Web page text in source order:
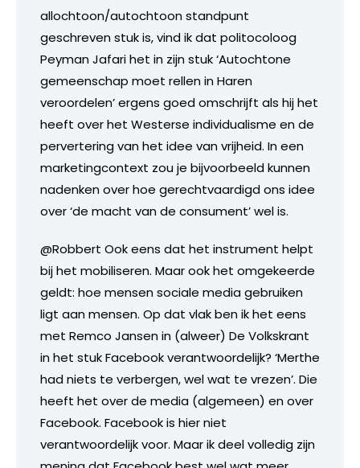
allochtoon/autochtoon standpunt
geschreven stuk is, vind ik dat politocoloog
Peyman Jafari het in zijn stuk ‘Autochtone
gemeenschap moet rellen in Haren
veroordelen’ ergens goed omschrijft als hij het
heeft over het Westerse individualisme en de
pervertering van het idee van vrijheid. In een
marketingcontext zou je bijvoorbeeld kunnen
nadenken over hoe gerechtvaardigd ons idee
over ‘de macht van de consument’ wel is.
@Robbert Ook eens dat het instrument helpt
bij het mobiliseren. Maar ook het omgekeerde
geldt: hoe mensen sociale media gebruiken
ligt aan mensen. Op dat vlak ben ik het eens
met Remco Jansen in (alweer) De Volkskrant
in het stuk Facebook verantwoordelijk? ‘Merthe
had niets te verbergen, wel wat te vrezen’. Die
heeft het over de media (algemeen) en over
Facebook. Facebook is hier niet
verantwoordelijk voor. Maar ik deel volledig zijn